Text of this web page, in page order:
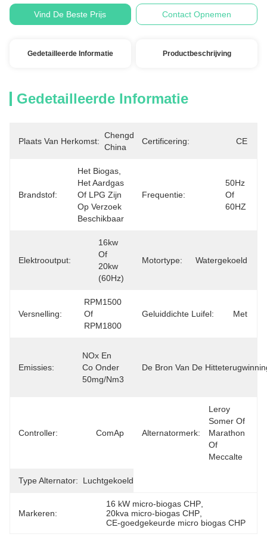
Vind De Beste Prijs Contact Opnemen
Gedetailleerde Informatie Productbeschrijving
Gedetailleerde Informatie
Plaats Van Herkomst:
Chengdu,
China
Certificering: CE
Brandstof:
Het Biogas,
Het Aardgas
Of LPG Zijn
Op Verzoek
Beschikbaar
Frequentie:
50Hz
Of
60HZ
Elektrooutput:
16kw
Of
20kw
(60Hz)
Motortype: Watergekoeld
Versnelling:
RPM1500
Of
RPM1800
Geluiddichte Luifel: Met
Emissies:
NOx En
Co Onder
50mg/Nm3
De Bron Van De
Controller: ComAp Alternatormerk:
Leroy
Somer Of
Marathon
Of
Meccalte
Type Alternator: Luchtgekoeld
Markeren:
16 kW micro-biogas CHP
20kva micro-biogas CHP
CE-goedgekeurde micro biogas CHP